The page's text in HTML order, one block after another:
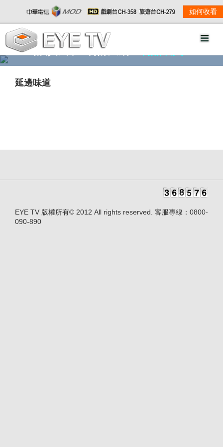
如何收看
精彩影音 劇情大綱
延邊味道
EYE TV 版權所有© 2012 All rights reserved. 客服專線：0800-
090-890